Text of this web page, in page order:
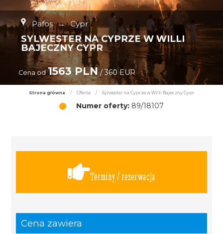
Pafos → Cypr
SYLWESTER NA CYPRZE W WILLI
BAJECZNY CYPR
Cena od 1563 PLN/ 360 EUR
Strona główna / Oferta / Sylwester na Cyprze w Willi Bajeczny Cypr
Numer oferty: 89/18107
Terminy / rezerwacja
Cena zawiera